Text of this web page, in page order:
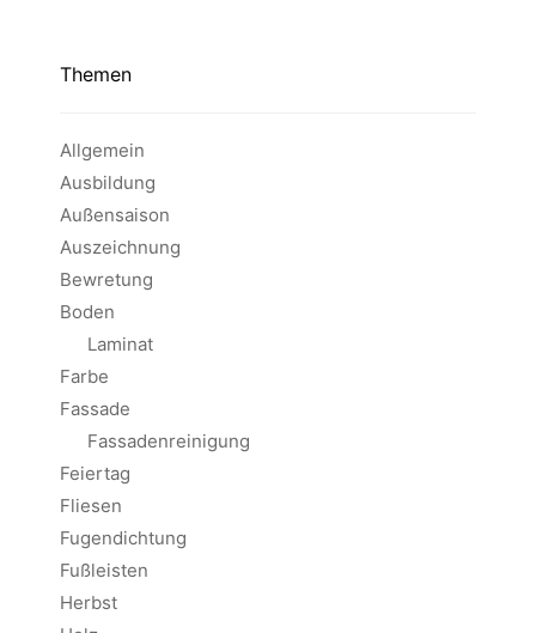
Themen
Allgemein
Ausbildung
Außensaison
Auszeichnung
Bewretung
Boden
Laminat
Farbe
Fassade
Fassadenreinigung
Feiertag
Fliesen
Fugendichtung
Fußleisten
Herbst